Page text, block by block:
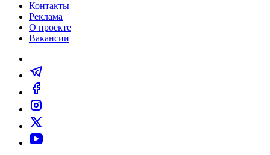
Контакты
Реклама
О проекте
Вакансии